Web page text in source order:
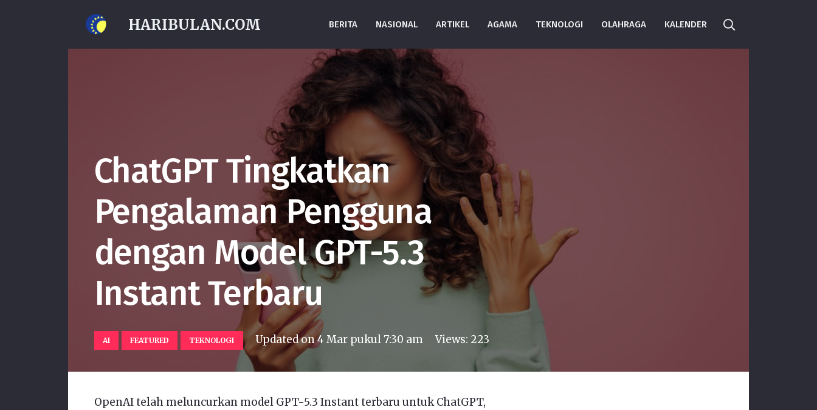
HARIBULAN.COM BERITA NASIONAL ARTIKEL AGAMA TEKNOLOGI OLAHRAGA KALENDER
ChatGPT Tingkatkan
Pengalaman Pengguna
dengan Model GPT-5.3
Instant Terbaru
AI FEATURED TEKNOLOGI Updated on4 Mar pukul 7:30 am Views: 223
OpenAI telah meluncurkan model GPT-5.3 Instant terbaru untuk ChatGPT,